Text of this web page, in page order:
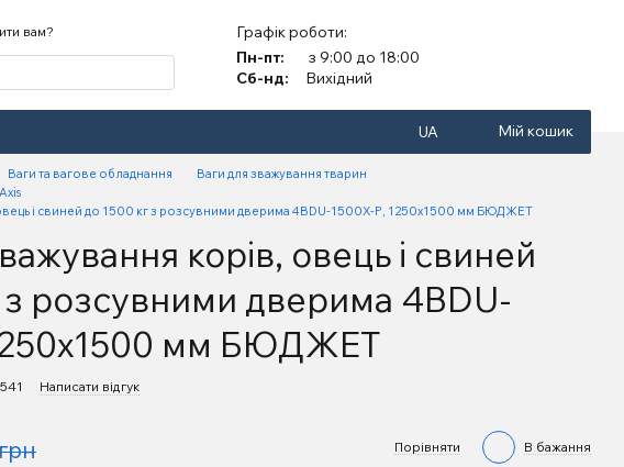
вам?
Графік роботи:
Пн-пт:
з 9:00 до 18:00
Сб-нд:
Вихідний
UA Мій кошик
Ваги та вагове обладнання
Ваги для зважування тварин
і свиней до 1500 кг з розсувними дверима 4BDU-1500X-Р, 1250х1500 мм БЮДЖЕТ
корів, овець і свиней
з розсувними дверима 4BDU-
мм БЮДЖЕТ
Написати відгук
Порівняти В бажання